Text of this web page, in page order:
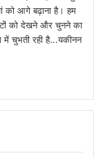
को आगे बढ़ाना है। हम
को देखने और चुनने का
चुभती रही है...यकीनन